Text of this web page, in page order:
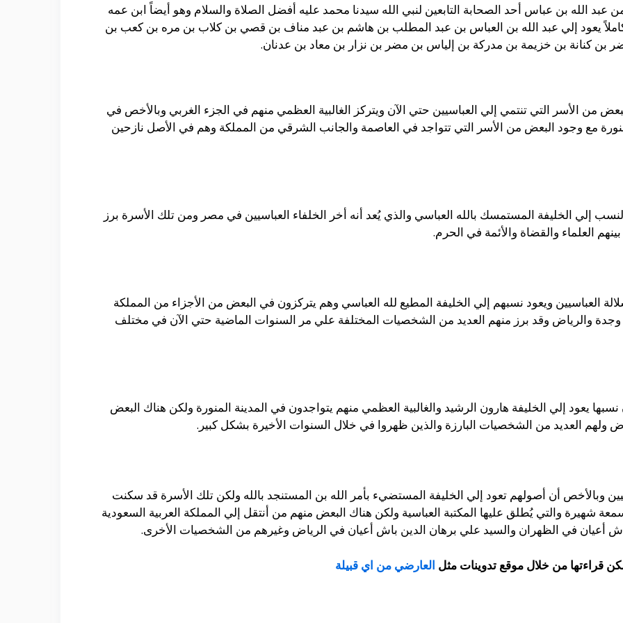
الله بن عباس أحد الصحابة التابعين لنبي الله سيدنا محمد عليه أفضل الصلاة والسلام وهو أيضاً ابن عمه
يعود إلي عبد الله بن العباس بن عبد المطلب بن هاشم بن عبد مناف بن قصي بن كلاب بن مره بن كعب بن
بن كنانة بن خزيمة بن مدركة بن إلياس بن مضر بن نزار بن معاد بن عدنان.
من الأسر التي تنتمي إلي العباسيين حتي الآن ويتركز الغالبية العظمي منهم في الجزء الغربي وبالأخص في
مع وجود البعض من الأسر التي تتواجد في العاصمة والجانب الشرقي من المملكة وهم في الأصل نازحين
إلي الخليفة المستمسك بالله العباسي والذي يُعد أنه أخر الخلفاء العباسيين في مصر ومن تلك الأسرة برز
العلماء والقضاة والأئمة في الحرم.
العباسيين ويعود نسبهم إلي الخليفة المطيع لله العباسي وهم يتركزون في البعض من الأجزاء من المملكة
وجدة والرياض وقد برز منهم العديد من الشخصيات المختلفة علي مر السنوات الماضية حتي الآن في مختلف
يعود إلي الخليفة هارون الرشيد والغالبية العظمي منهم يتواجدون في المدينة المنورة ولكن هناك البعض
ولهم العديد من الشخصيات البارزة والذين ظهروا في خلال السنوات الأخيرة بشكل كبير.
وبالأخص أن أصولهم تعود إلي الخليفة المستضيء بأمر الله بن المستنجد بالله ولكن تلك الأسرة قد سكنت
شهيرة والتي يُطلق عليها المكتبة العباسية ولكن هناك البعض منهم من أنتقل إلي المملكة العربية السعودية
أعيان في الظهران والسيد علي برهان الدين باش أعيان في الرياض وغيرهم من الشخصيات الأخرى.
قراءتها من خلال موقع تدوينات مثل العارضي من اي قبيلة